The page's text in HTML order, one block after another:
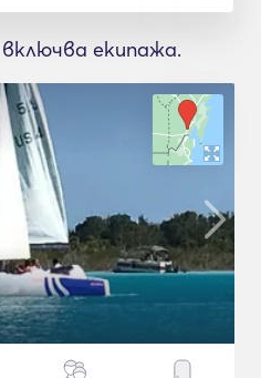
екипажа.